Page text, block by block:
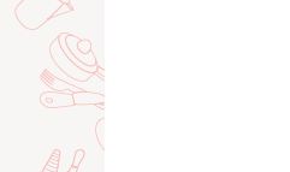
кота и